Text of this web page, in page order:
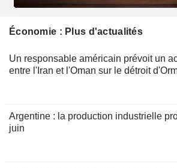
Économie : Plus d'actualités
Un responsable américain prévoit un
entre l'Iran et l'Oman sur le détroit
Argentine : la production industrielle
juin